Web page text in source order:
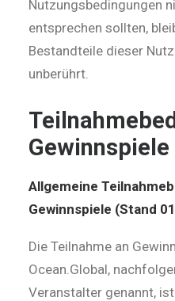
Nutzungsbedingungen
entsprechen sollten,
Bestandteile dieser
unberührt.
Gewinnspiele
Allgemeine
Gewinnspiele (Stand
Die Teilnahme an
Ocean.Global,
Veranstalter genannt,